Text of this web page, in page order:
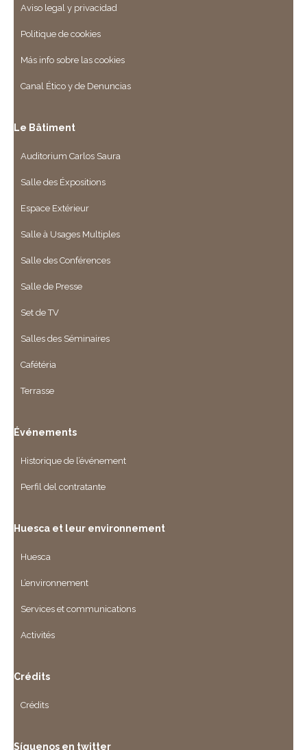
Aviso legal y privacidad
Politique de cookies
Más info sobre las cookies
Canal Ético y de Denuncias
Le Bâtiment
Auditorium Carlos Saura
Salle des Éxpositions
Espace Extérieur
Salle à Usages Multiples
Salle des Conférences
Salle de Presse
Set de TV
Salles des Séminaires
Cafétéria
Terrasse
Événements
Historique de l’événement
Perfil del contratante
Huesca et leur environnement
Huesca
L’environnement
Services et communications
Activités
Crédits
Crédits
Síguenos en twitter